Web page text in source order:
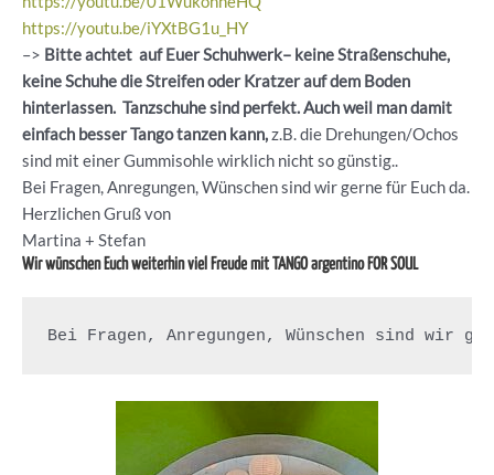
https://youtu.be/iYXtBG1u_HY
–> Bitte achtet auf Euer Schuhwerk– keine Straßenschuhe,
keine Schuhe die Streifen oder Kratzer auf dem Boden
hinterlassen. Tanzschuhe sind perfekt. Auch weil man damit
einfach besser Tango tanzen kann,z.B. die Drehungen/Ochos
sind mit einer Gummisohle wirklich nicht so günstig..
Bei Fragen, Anregungen, Wünschen sind wir gerne für Euch da.
Herzlichen Gruß von
Martina + Stefan
Wir wünschen Euch weiterhin viel Freude mit TANGO argentino FOR SOUL
Bei Fragen, Anregungen, Wünschen sind wir